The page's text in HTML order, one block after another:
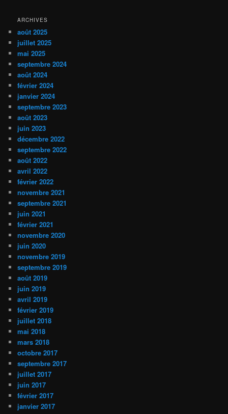
ARCHIVES
août 2025
juillet 2025
mai 2025
septembre 2024
août 2024
février 2024
janvier 2024
septembre 2023
août 2023
juin 2023
décembre 2022
septembre 2022
août 2022
avril 2022
février 2022
novembre 2021
septembre 2021
juin 2021
février 2021
novembre 2020
juin 2020
novembre 2019
septembre 2019
août 2019
juin 2019
avril 2019
février 2019
juillet 2018
mai 2018
mars 2018
octobre 2017
septembre 2017
juillet 2017
juin 2017
février 2017
janvier 2017